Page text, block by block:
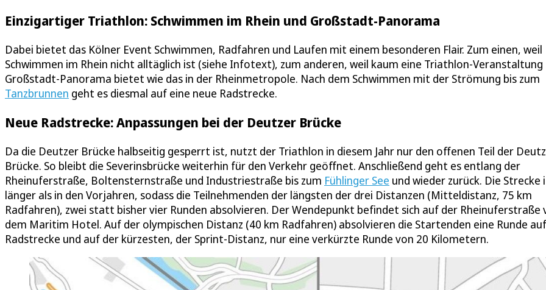
Einzigartiger Triathlon: Schwimmen im Rhein und Großstadt-Panorama
Dabei bietet das Kölner Event Schwimmen, Radfahren und Laufen mit einem besonderen Flair. Zum einen, weil
Schwimmen im Rhein nicht alltäglich ist (siehe Infotext), zum anderen, weil kaum eine Triathlon-Veranstaltung
Großstadt-Panorama bietet wie das in der Rheinmetropole. Nach dem Schwimmen mit der Strömung bis zum
Tanzbrunnen geht es diesmal auf eine neue Radstrecke.
Neue Radstrecke: Anpassungen bei der Deutzer Brücke
Da die Deutzer Brücke halbseitig gesperrt ist, nutzt der Triathlon in diesem Jahr nur den offenen Teil der
Brücke. So bleibt die Severinsbrücke weiterhin für den Verkehr geöffnet. Anschließend geht es entlang der
Rheinuferstraße, Boltensternstraße und Industriestraße bis zum Fühlinger See und wieder zurück. Die Strecke
länger als in den Vorjahren, sodass die Teilnehmenden der längsten der drei Distanzen (Mitteldistanz, 75 km
Radfahren), zwei statt bisher vier Runden absolvieren. Der Wendepunkt befindet sich auf der Rheinuferstraße
dem Maritim Hotel. Auf der olympischen Distanz (40 km Radfahren) absolvieren die Startenden eine Runde
Radstrecke und auf der kürzesten, der Sprint-Distanz, nur eine verkürzte Runde von 20 Kilometern.